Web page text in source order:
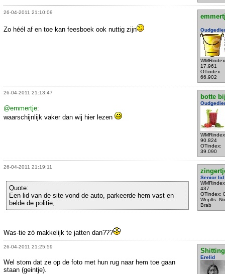
26-04-2011 21:10:09
17.961
OTindex:
66.902
Zo héél af en toe kan feesboek ook nuttig zijn
26-04-2011 21:13:47
botte
90.824
OTindex:
39.090
@emmertje:
waarschijnlijk vaker dan wij hier lezen
26-04-2011 21:19:11
Senior lid
437
OTindex:
Wnplts:
Brab
Quote:
Een lid van de site vond de auto, parkeerde hem vast en
belde de politie,
Was-tie zó makkelijk te jatten dan???
26-04-2011 21:25:59
Erelid
Wel stom dat ze op de foto met hun rug naar hem toe gaan
staan (geintje).